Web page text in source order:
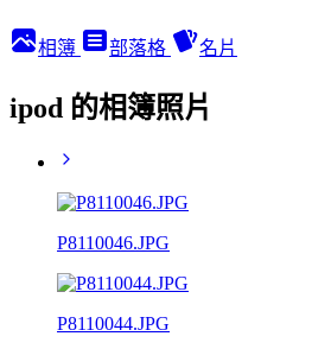
相簿 部落格 名片
ipod 的相簿照片
P8110046.JPG
P8110044.JPG